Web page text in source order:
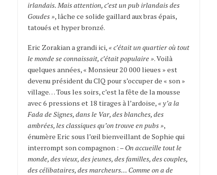
irlandais. Mais attention, c’est un pub irlandais des
Goudes », lâche ce solide gaillard aux bras épais,
tatoués et hyper bronzé.
Eric Zorakian a grandi ici, « c’était un quartier où tout
le monde se connaissait, c’était populaire ». Voilà
quelques années, « Monsieur 20 000 lieues » est
devenu président du CIQ pour s’occuper de « son »
village… Tous les soirs, c’est la fête de la mousse
avec 6 pressions et 18 tirages à l’ardoise, « y’a la
Fada de Signes, dans le Var, des blanches, des
ambrées, les classiques qu’on trouve en pubs »,
énumère Eric sous l’œil bienveillant de Sophie qui
interrompt son compagnon : – On accueille tout le
monde, des vieux, des jeunes, des familles, des couples,
des célibataires, des marcheurs… Comme on a de